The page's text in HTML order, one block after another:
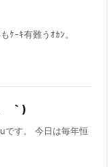
ｹｰｷ有難うｵｶﾝ。
｀)
す。 今日は毎年恒